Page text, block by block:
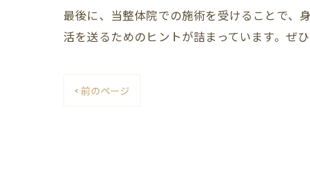
最後に、当整体院での施術を受けることで、
活を送るためのヒントが詰まっています。ぜ
< 前のページ